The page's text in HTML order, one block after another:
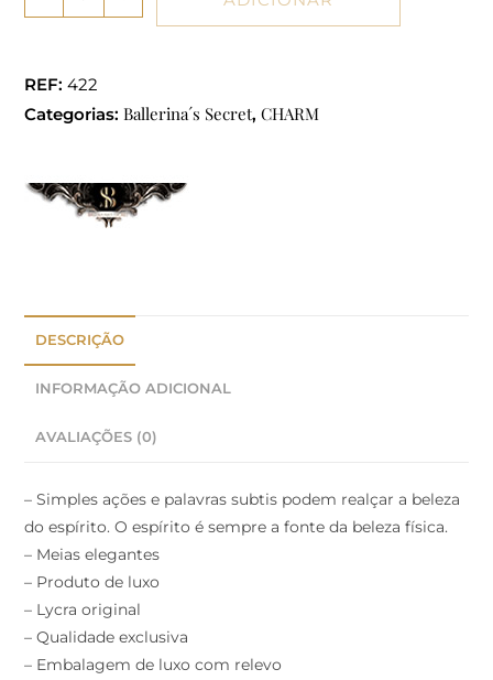
REF:422
Categorias:Ballerina´s Secret,CHARM
DESCRIÇÃO
INFORMAÇÃO ADICIONAL
AVALIAÇÕES (0)
– Simples ações e palavras subtis podem realçar a beleza
do espírito. O espírito é sempre a fonte da beleza física.
– Meias elegantes
– Produto de luxo
– Lycra original
– Qualidade exclusiva
– Embalagem de luxo com relevo